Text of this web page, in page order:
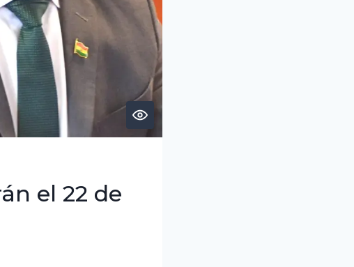
el 22 de